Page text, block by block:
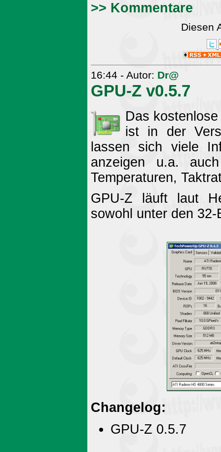
>> Kommentare
Diesen
16:44 - Autor: Dr@
GPU-Z v0.5.7
Das
ist in der
lassen sich viele
anzeigen u.a.
Temperaturen,
GPU-Z läuft laut
sowohl unter den
Changelog:
GPU-Z 0.5.7